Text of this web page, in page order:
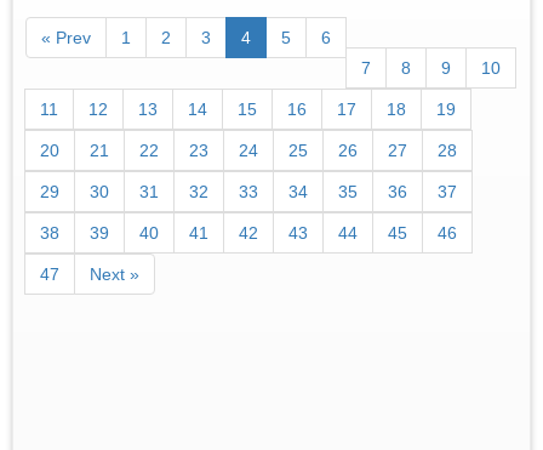
« Prev 1 2 3 4 5
6
7
8 9 10
11 12 13 14 15 16 17 18 19
20 21 22 23 24 25 26 27 28
29 30 31 32 33 34 35 36 37
38 39 40 41 42 43 44 45 46
47 Next »